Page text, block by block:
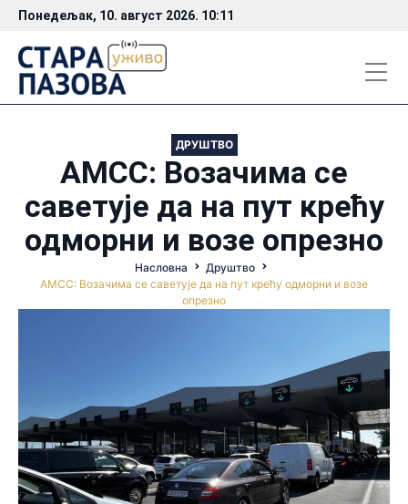
Понедељак, 10. август 2026. 10:11
ДРУШТВО
АМСС: Возачима се
саветује да на пут крећу
одморни и возе опрезно
Насловна
Друштво
АМСС: Возачима се саветује да на пут крећу одморни и возе
опрезно